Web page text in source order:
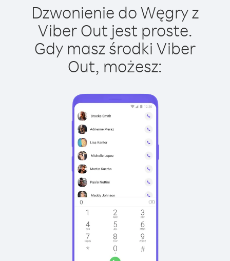
Dzwonienie do Węgry z
Viber Out jest proste.
Gdy masz środki Viber
Out, możesz: